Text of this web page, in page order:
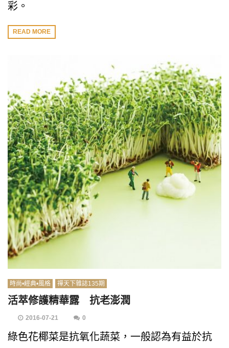
彩。
READ MORE
時尚•經典•風格 禪天下雜誌135期
活萃修護精華露 抗老澎潤
2016-07-21 0
綠色花椰菜是抗氧化蔬菜，一般認為有益於抗